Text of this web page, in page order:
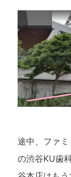
途中、ファ
の渋谷KU歯